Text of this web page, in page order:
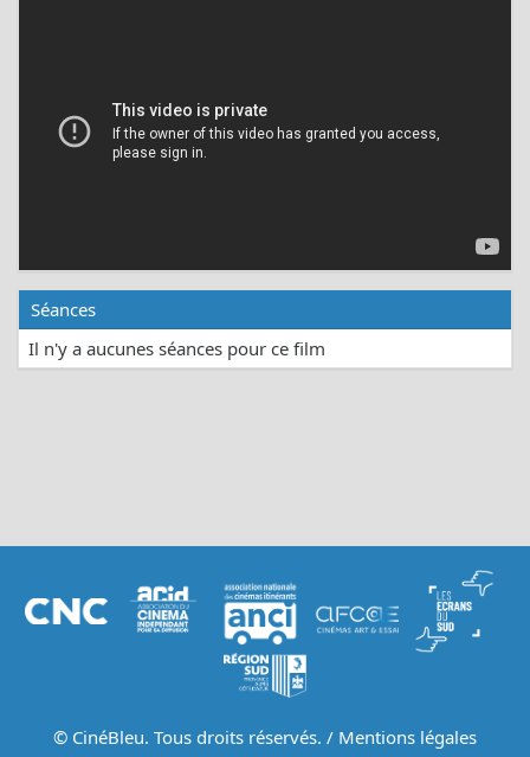
Séances
Il n'y a aucunes séances pour ce film
© CinéBleu. Tous droits réservés. / Mentions légales